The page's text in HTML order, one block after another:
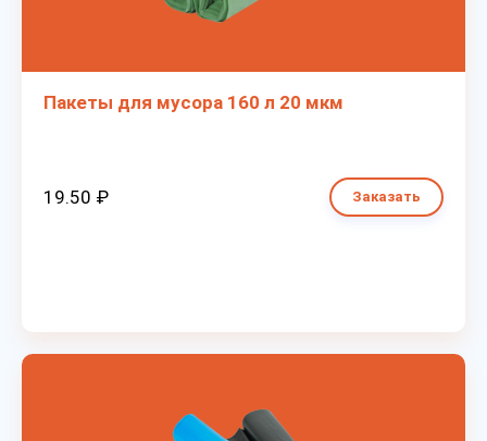
Пакеты для мусора 160 л 20 мкм
19.50 ₽ Заказать